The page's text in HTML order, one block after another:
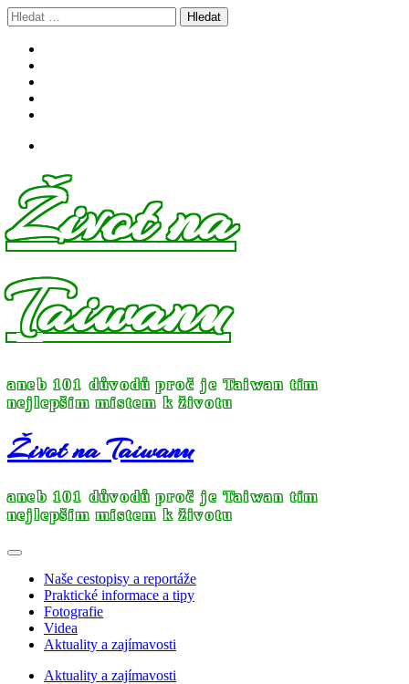
Skip
to
content
Vyhledávání
Život na
Taiwanu
aneb 101 důvodů proč je Taiwan tím
nejlepším místem k životu
Život na Taiwanu
aneb 101 důvodů proč je Taiwan tím
nejlepším místem k životu
Naše cestopisy a reportáže
Praktické informace a tipy
Fotografie
Videa
Aktuality a zajímavosti
Aktuality a zajímavosti